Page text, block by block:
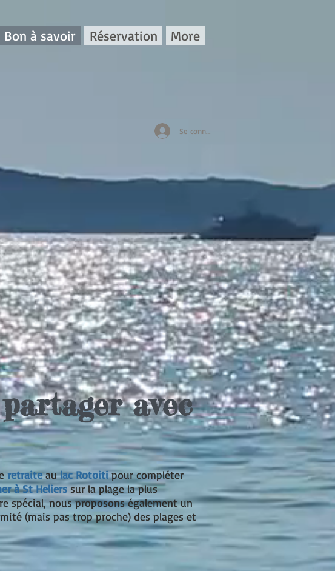
Bon à savoir Réservation More
Se connecter
avec
retraiteaulac Rotoitipour compléter
à St Helierssur la plage la plus
spécial, nous proposons également un
(mais pas trop proche) des plages et